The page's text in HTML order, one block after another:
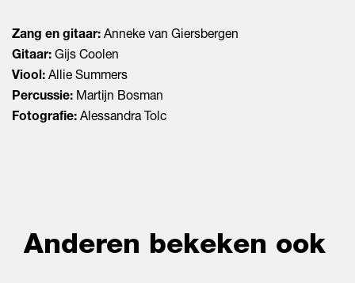
Zang en gitaar: Anneke van Giersbergen
Gitaar: Gijs Coolen
Viool: Allie Summers
Percussie: Martijn Bosman
Fotografie: Alessandra Tolc
Anderen bekeken ook